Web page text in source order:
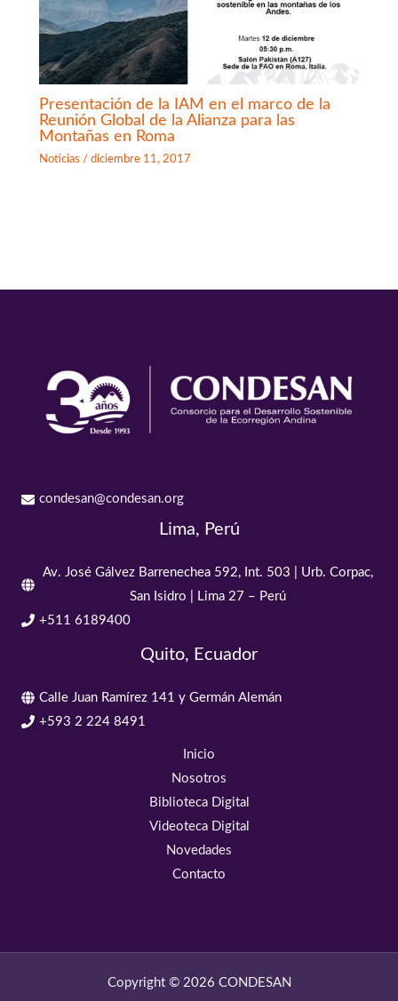
Presentación de la IAM en el marco de la
Reunión Global de la Alianza para las
Montañas en Roma
Noticias /diciembre 11, 2017
condesan@condesan.org
Lima, Perú
Av. José Gálvez Barrenechea 592, Int. 503 | Urb. Corpac,
San Isidro | Lima 27 – Perú
+511 6189400
Quito, Ecuador
Calle Juan Ramírez 141 y Germán Alemán
+593 2 224 8491
Inicio
Nosotros
Biblioteca Digital
Videoteca Digital
Novedades
Contacto
Copyright © 2026 CONDESAN